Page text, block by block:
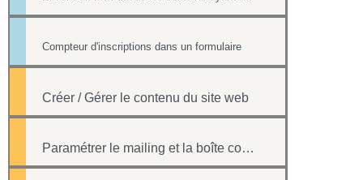
Compteur d'inscriptions dans un formulaire
Créer / Gérer le contenu du site web
Paramétrer le mailing et la boîte contact